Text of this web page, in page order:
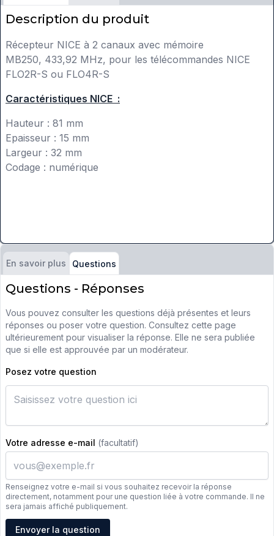
Description du produit
Récepteur NICE à 2 canaux avec mémoire
MB250, 433,92 MHz, pour les télécommandes NICE
FLO2R-S ou FLO4R-S
Caractéristiques NICE :
Hauteur : 81 mm
Epaisseur : 15 mm
Largeur : 32 mm
Codage : numérique
En savoir plus Questions
Questions - Réponses
Vous pouvez consulter les questions déjà présentes et leurs
réponses ou poser votre question. Consultez cette page
ultérieurement pour visualiser la réponse. Elle ne sera publiée
que si elle est approuvée par un modérateur.
Posez votre question
Votre adresse e-mail (facultatif)
Renseignez votre e-mail si vous souhaitez recevoir la réponse
directement, notamment pour une question liée à votre commande. Il ne
sera jamais affiché publiquement.
Adresse e-mail
Envoyer la question